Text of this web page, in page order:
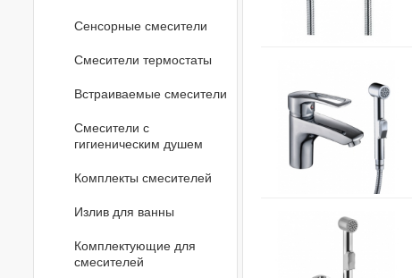
Сенсорные смесители
Смесители термостаты
Встраиваемые смесители
Смесители с
гигиеническим душем
Комплекты смесителей
Излив для ванны
Комплектующие для
смесителей